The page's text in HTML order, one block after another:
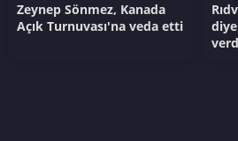
Zeynep Sönmez, Kanada
Açık Turnuvası'na veda etti